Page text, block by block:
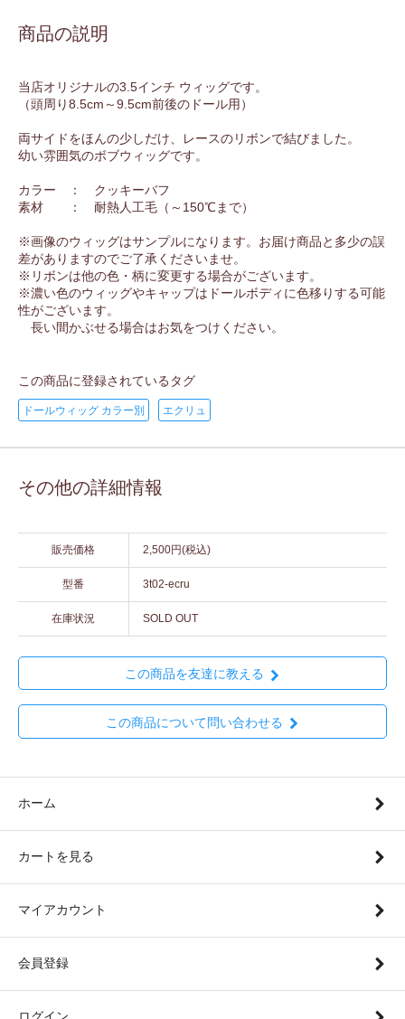
商品の説明
当店オリジナルの3.5インチ ウィッグです。
（頭周り8.5cm～9.5cm前後のドール用）
両サイドをほんの少しだけ、レースのリボンで結びました。
幼い雰囲気のボブウィッグです。
カラー ： クッキーバフ
素材 ： 耐熱人工毛（～150℃まで）
※画像のウィッグはサンプルになります。お届け商品と多少の誤
差がありますのでご了承くださいませ。
※リボンは他の色・柄に変更する場合がございます。
※濃い色のウィッグやキャップはドールボディに色移りする可能
性がございます。
長い間かぶせる場合はお気をつけください。
この商品に登録されているタグ
ドールウィッグ カラー別 エクリュ
その他の詳細情報
販売価格 2,500円(税込)
型番 3t02-ecru
在庫状況 SOLD OUT
この商品を友達に教える
この商品について問い合わせる
ホーム
カートを見る
マイアカウント
会員登録
ログイン